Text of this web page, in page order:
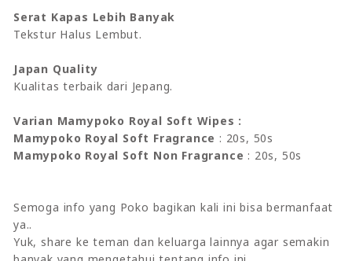
Serat Kapas Lebih Banyak
Tekstur Halus Lembut.
Japan Quality
Kualitas terbaik dari Jepang.
Varian Mamypoko Royal Soft Wipes :
Mamypoko Royal Soft Fragrance : 20s, 50s
Mamypoko Royal Soft Non Fragrance : 20s, 50s
Semoga info yang Poko bagikan kali ini bisa bermanfaat
ya..
Yuk, share ke teman dan keluarga lainnya agar semakin